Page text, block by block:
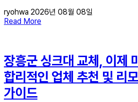
ryohwa 2026년 08월 08일
Read More
장흥군 싱크대 교체, 이제
합리적인 업체 추천 및 리
가이드